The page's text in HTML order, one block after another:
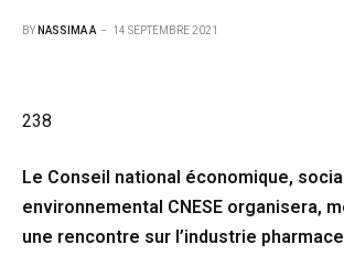
BY NASSIMA A 14 SEPTEMBRE 2021
238
Le Conseil national économique,
environnemental CNESE organisera,
une rencontre sur l’industrie